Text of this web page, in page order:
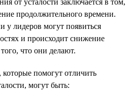
продолжительного времени.
у лидеров могут появиться
и происходит снижение
что они делают.
помогут отличить
могут быть: